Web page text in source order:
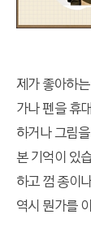
제가 좋아하
가나 펜을 휴
하거나 그림
본 기억이 있
하고 껌 종이
역시 뭔가를